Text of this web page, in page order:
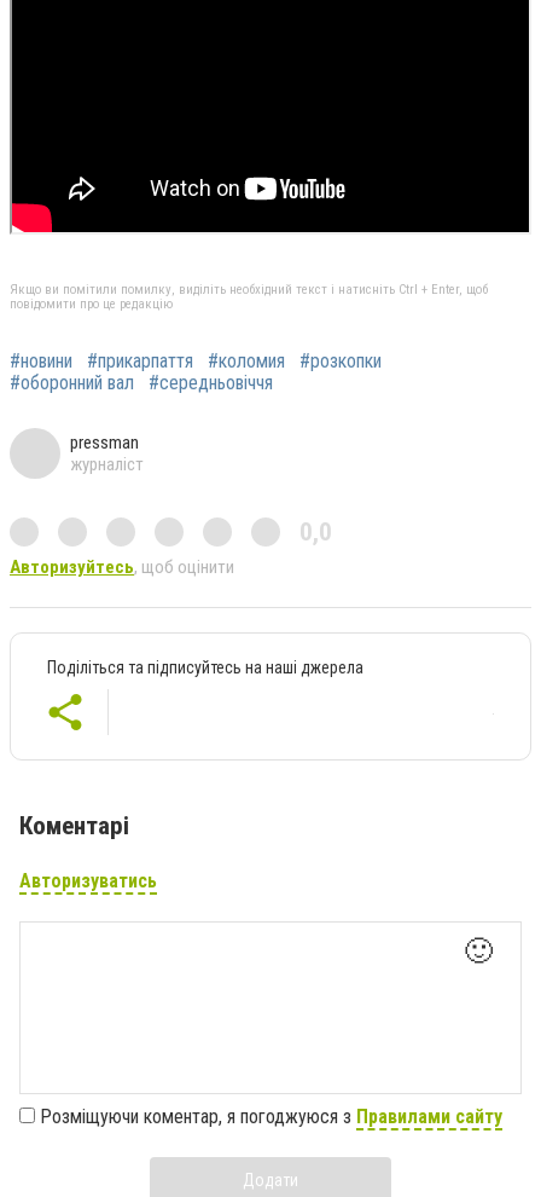
Якщо ви помітили помилку, виділіть необхідний текст і натисніть Ctrl + Enter, щоб
повідомити про це редакцію
#новини #прикарпаття #коломия
#розкопки
#оборонний вал
#середньовіччя
pressman
журналіст
0,0
Авторизуйтесь, щоб оцінити
Поділіться та підписуйтесь на наші джерела
Коментарі
Авторизуватись
🙂
Розміщуючи коментар, я погоджуюся з Правилами сайту
Додати